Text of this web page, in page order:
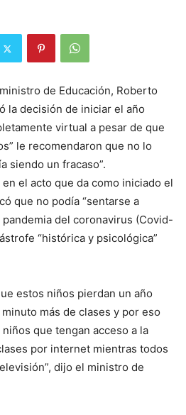
de Educación, Roberto
la decisión de iniciar el año
virtual a pesar de que
le recomendaron que no lo
siendo un fracaso”.
el acto que da como iniciado el
que no podía “sentarse a
pandemia del coronavirus (Covid-
“histórica y psicológica”
estos niños pierdan un año
más de clases y por eso
que tengan acceso a la
por internet mientras todos
dijo el ministro de